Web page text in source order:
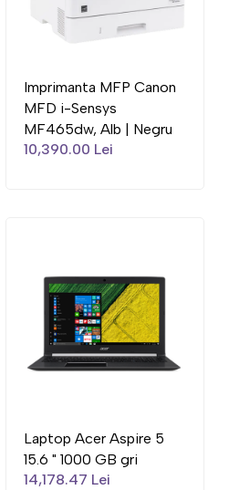
Imprimanta MFP Canon
MFD i-Sensys
MF465dw, Alb | Negru
10,390.00 Lei
Laptop Acer Aspire 5
15.6 " 1000 GB gri
14,178.47 Lei